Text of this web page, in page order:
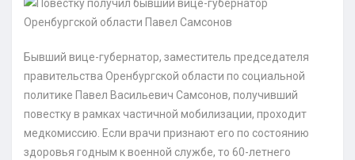
Бывший вице-губернатор, заместитель председателя
правительства Оренбургской области по социальной
политике Павел Васильевич Самсонов, получивший
повестку в рамках частичной мобилизации, проходит
медкомиссию. Если врачи признают его по состоянию
здоровья годным к военной службе, то 60-летнего